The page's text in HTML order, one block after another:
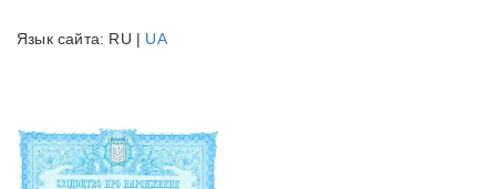
Язык сайта: RU | UA